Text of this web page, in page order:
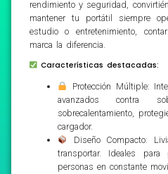
rendimiento y seguridad,
mantener tu portátil siempre
estudio o entretenimiento,
marca la diferencia.
Características destacadas:
Protección Múltiple:
avanzados contra
sobrecalentamiento,
cargador.
Diseño Compacto:
transportar. Ideales para
personas en constante